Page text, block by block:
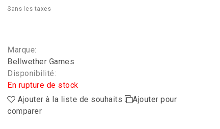
Sans les taxes
Marque:
Bellwether Games
Disponibilité:
En rupture de stock
Ajouter à la liste de souhaits
Ajouter pour
comparer